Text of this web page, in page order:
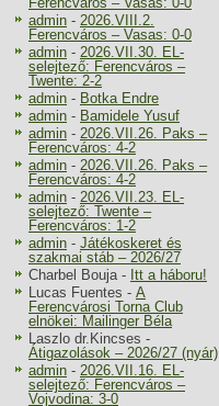
admin - 2026.VIII.2.
Ferencváros – Vasas: 0-0
admin - 2026.VII.30. EL-
selejtező: Ferencváros –
Twente: 2-2
admin - Botka Endre
admin - Bamidele Yusuf
admin - 2026.VII.26. Paks –
Ferencváros: 4-2
admin - 2026.VII.26. Paks –
Ferencváros: 4-2
admin - 2026.VII.23. EL-
selejtező: Twente –
Ferencváros: 1-2
admin - Játékoskeret és
szakmai stáb – 2026/27
Charbel Bouja- Itt a háboru!
Lucas Fuentes - A
Ferencvárosi Torna Club
elnökei: Mailinger Béla
Laszlo dr.Kincses -
Átigazolások – 2026/27 (nyár)
admin - 2026.VII.16. EL-
selejtező: Ferencváros –
Vojvodina: 3-0